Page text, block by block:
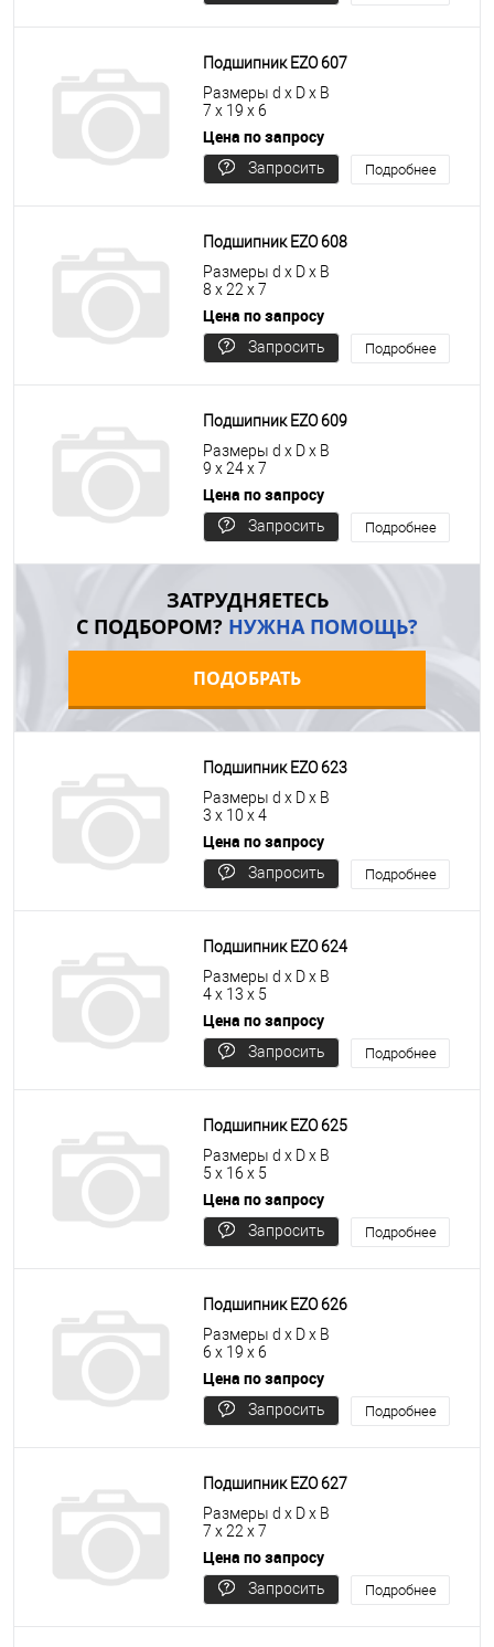
Подшипник EZO 607
Размеры d x D x B
7 x 19 x 6
Цена по запросу
Запросить
Подробнее
Подшипник EZO 608
Размеры d x D x B
8 x 22 x 7
Цена по запросу
Запросить
Подробнее
Подшипник EZO 609
Размеры d x D x B
9 x 24 x 7
Цена по запросу
Запросить
Подробнее
ЗАТРУДНЯЕТЕСЬ
С ПОДБОРОМ? НУЖНА ПОМОЩЬ?
ПОДОБРАТЬ
Подшипник EZO 623
Размеры d x D x B
3 x 10 x 4
Цена по запросу
Запросить
Подробнее
Подшипник EZO 624
Размеры d x D x B
4 x 13 x 5
Цена по запросу
Запросить
Подробнее
Подшипник EZO 625
Размеры d x D x B
5 x 16 x 5
Цена по запросу
Запросить
Подробнее
Подшипник EZO 626
Размеры d x D x B
6 x 19 x 6
Цена по запросу
Запросить
Подробнее
Подшипник EZO 627
Размеры d x D x B
7 x 22 x 7
Цена по запросу
Запросить
Подробнее